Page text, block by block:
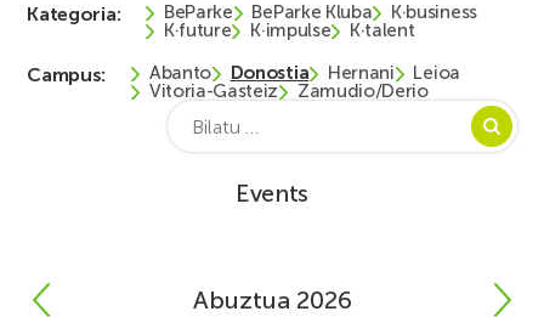
Kategoria: BeParke BeParke Kluba
K·business
K·future
K·impulse K·talent
Campus: Abanto Donostia Hernani
Leioa
Vitoria-Gasteiz
Zamudio/Derio
Events
Abuztua 2026